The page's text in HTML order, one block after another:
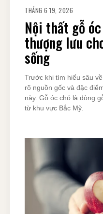
THÁNG 6 19, 2026
Nội thất gỗ
thượng lưu
sống
Trước khi tìm hiểu sâu
rõ nguồn gốc và đặc
này. Gỗ óc chó là dòng
từ khu vực Bắc Mỹ.